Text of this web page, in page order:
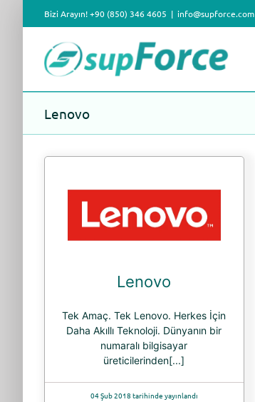
Bizi Arayın! +90 (850) 346 4605 | info@supforce.com
Lenovo
Lenovo
Tek Amaç. Tek Lenovo. Herkes İçin
Daha Akıllı Teknoloji. Dünyanın bir
numaralı bilgisayar
üreticilerinden[...]
04 Şub 2018 tarihinde yayınlandı